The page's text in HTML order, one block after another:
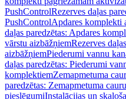
PushControlRezerves daļas
PushControlApdares komplekti
daļas paredzētas: Apdares
vārstu aizbāžņiemRezerves
aizbāžņiemPiederumi vannu
daļas paredzētas: Piederumi
komplektiemZemapmetuma
paredzētas: Zemapmetuma
pieslēgumiInstalācijas un